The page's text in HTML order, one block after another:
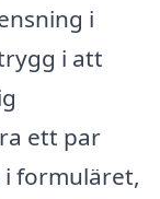
i
i att
ett par
formuläret,